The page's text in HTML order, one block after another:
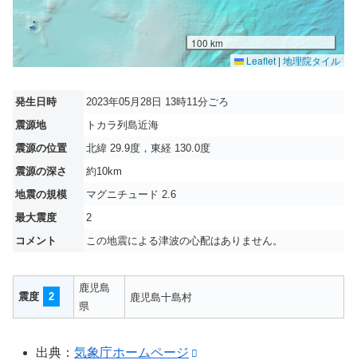
100 km
Leaflet | 地理院タイル
発生日時
2023年05月28日 13時11分ごろ
震源地
トカラ列島近海
震源の位置
北緯 29.9度，東経 130.0度
震源の深さ
約10km
地震の規模
マグニチュード 2.6
最大震度
2
コメント
この地震による津波の心配はありません。
震度 2
鹿児島
県
鹿児島十島村
出典：気象庁ホームページ